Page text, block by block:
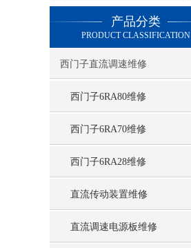
产品分类
PRODUCT CLASSIFICATION
西门子直流调速维修
西门子6RA80维修
西门子6RA70维修
西门子6RA28维修
直流传动装置维修
直流调速电源板维修